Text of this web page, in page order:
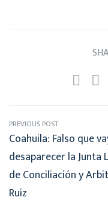
PREVIOUS POST
Coahuila: Falso que
desaparecer la Junta
de Conciliación y
Ruiz